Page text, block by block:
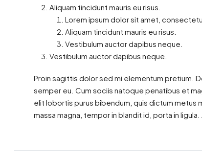
Aliquam tincidunt mauris eu risus.
Lorem ipsum dolor sit amet,
Aliquam tincidunt mauris eu risus.
Vestibulum auctor dapibus neque.
Vestibulum auctor dapibus neque.
Proin sagittis dolor sed mi elementum pretium.
semper eu. Cum sociis natoque penatibus et
elit lobortis purus bibendum, quis dictum
massa magna, tempor in blandit id, porta in